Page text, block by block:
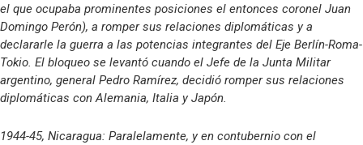
el que ocupaba prominentes posiciones el entonces coronel Juan
Domingo Perón), a romper sus relaciones diplomáticas y a
declararle la guerra a las potencias integrantes del Eje Berlín-Roma-
Tokio. El bloqueo se levantó cuando el Jefe de la Junta Militar
argentino, general Pedro Ramírez, decidió romper sus relaciones
diplomáticas con Alemania, Italia y Japón.
1944-45, Nicaragua: Paralelamente, y en contubernio con el